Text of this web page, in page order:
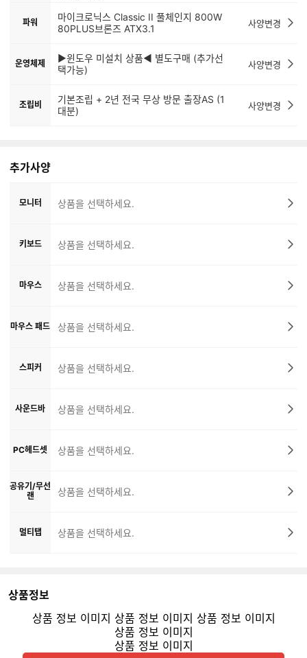
파워
마이크로닉스 Classic II 풀체인지 800W
80PLUS브론즈 ATX3.1
사양변경
운영체제
▶윈도우 미설치 상품◀ 별도구매 (추가선
택가능)
사양변경
조립비
기본조립 + 2년 전국 무상 방문 출장AS (1
대분)
사양변경
추가사양
모니터 상품을 선택하세요.
키보드 상품을 선택하세요.
마우스 상품을 선택하세요.
마우스 패드 상품을 선택하세요.
스피커 상품을 선택하세요.
사운드바 상품을 선택하세요.
PC헤드셋 상품을 선택하세요.
공유기/무선
랜
상품을 선택하세요.
멀티탭 상품을 선택하세요.
상품정보